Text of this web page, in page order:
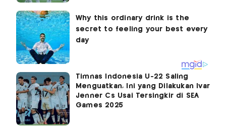
Timnas Indonesia U-22 Saling
Menguatkan, Ini yang Dilakukan Ivar
Jenner Cs Usai Tersingkir di SEA
Games 2025